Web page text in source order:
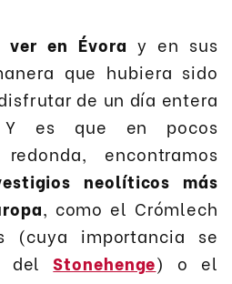
ver en Évora y en sus
que hubiera sido
de un día entera
Y es que en pocos
encontramos
neolíticos más
, como el Crómlech
(cuya importancia se
delStonehenge) o el